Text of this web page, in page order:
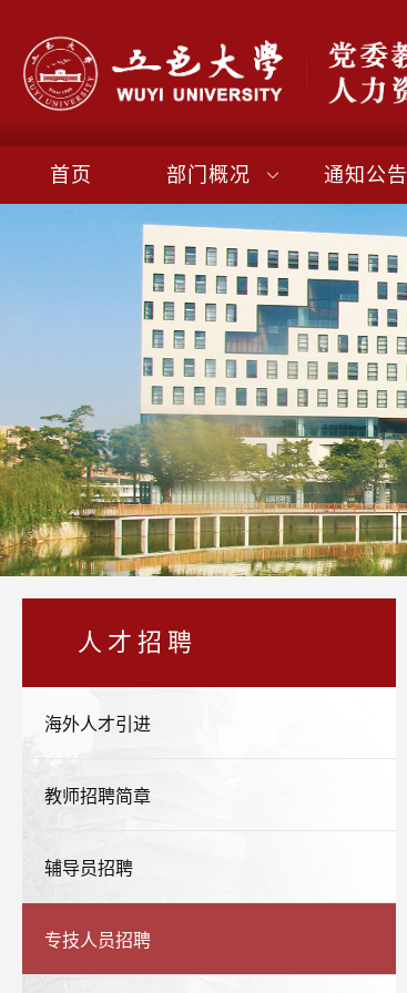
首页 部门概况 通知公告
人才招聘
海外人才引进
教师招聘简章
辅导员招聘
专技人员招聘